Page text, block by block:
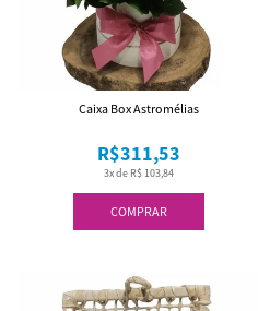
COMPRAR
3x de R$ 103,84
R$311,53
Caixa Box Astromélias